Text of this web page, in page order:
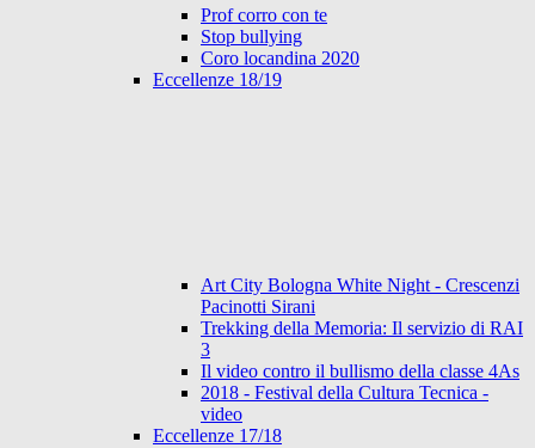
Prof corro con te
Stop bullying
Coro locandina 2020
Eccellenze 18/19
Art City Bologna White Night - Crescenzi
Pacinotti Sirani
Trekking della Memoria: Il servizio di RAI
3
Il video contro il bullismo della classe 4As
2018 - Festival della Cultura Tecnica -
video
Eccellenze 17/18